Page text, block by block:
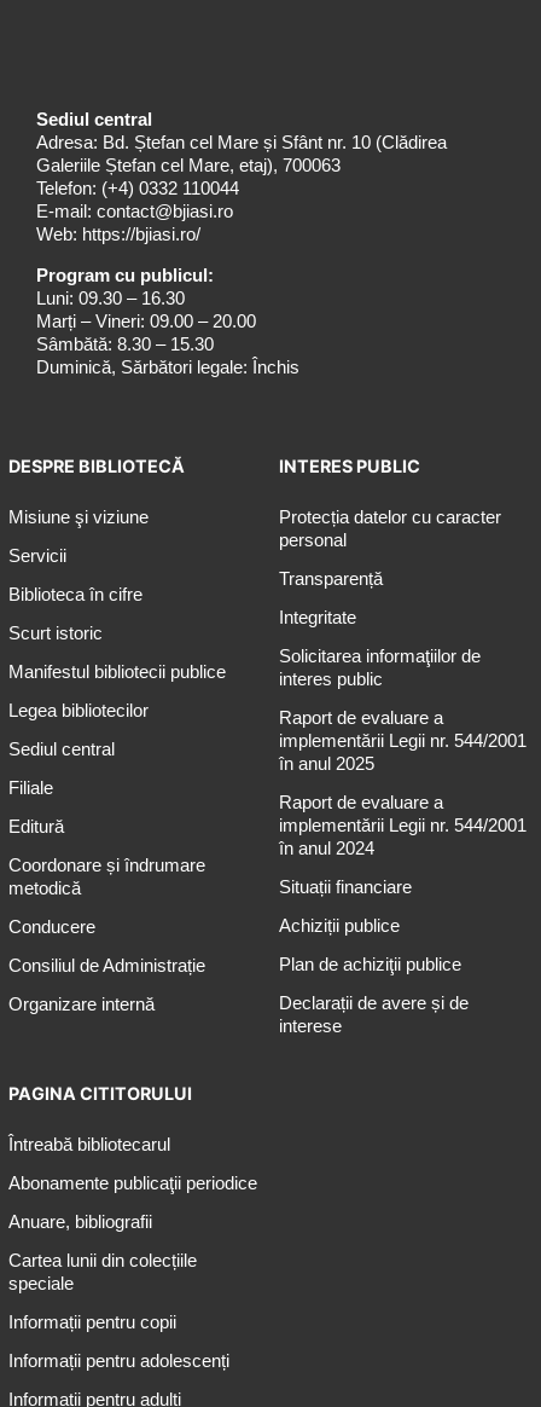
Sediul central
Adresa: Bd. Ștefan cel Mare și Sfânt nr. 10 (Clădirea
Galeriile Ștefan cel Mare, etaj), 700063
Telefon: (+4) 0332 110044
E-mail: contact@bjiasi.ro
Web: https://bjiasi.ro/
Program cu publicul:
Luni: 09.30 – 16.30
Marți – Vineri: 09.00 – 20.00
Sâmbătă: 8.30 – 15.30
Duminică, Sărbători legale: Închis
DESPRE BIBLIOTECĂ
Misiune şi viziune
Servicii
Biblioteca în cifre
Scurt istoric
Manifestul bibliotecii publice
Legea bibliotecilor
Sediul central
Filiale
Editură
Coordonare și îndrumare
metodică
Conducere
Consiliul de Administrație
Organizare internă
INTERES PUBLIC
Protecția datelor cu caracter
personal
Transparență
Integritate
Solicitarea informaţiilor de
interes public
Raport de evaluare a
implementării Legii nr. 544/2001
în anul 2025
Raport de evaluare a
implementării Legii nr. 544/2001
în anul 2024
Situații financiare
Achiziții publice
Plan de achiziţii publice
Declarații de avere și de
interese
PAGINA CITITORULUI
Întreabă bibliotecarul
Abonamente publicaţii periodice
Anuare, bibliografii
Cartea lunii din colecțiile
speciale
Informații pentru copii
Informații pentru adolescenți
Informații pentru adulți